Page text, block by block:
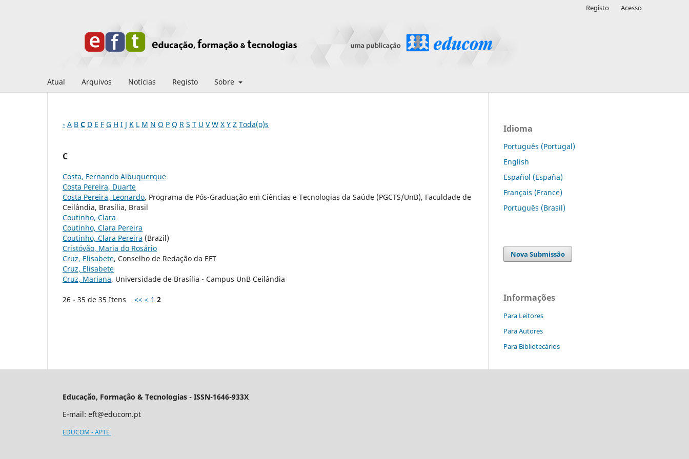
Atual Arquivos Notícias Registo Sobre
Registo Acesso
- A B C D E F G H I J K L M N O P Q R S T U V W X Y Z Toda(o)s
C
Costa, Fernando Albuquerque
Costa Pereira, Duarte
Costa Pereira, Leonardo, Programa de Pós-Graduação em Ciências e Tecnologias da Saúde (PGCTS/UnB), Faculdade de
Ceilândia, Brasília, Brasil
Coutinho, Clara
Coutinho, Clara Pereira
Coutinho, Clara Pereira (Brazil)
Cristóvão, Maria do Rosário
Cruz, Elisabete, Conselho de Redação da EFT
Cruz, Elisabete
Cruz, Mariana, Universidade de Brasília - Campus UnB Ceilândia
26 - 35 de 35 Itens << < 1 2
Idioma
Português (Portugal)
English
Español (España)
Français (France)
Português (Brasil)
Nova Submissão
Informações
Para Leitores
Para Autores
Para Bibliotecários
Educação, Formação & Tecnologias - ISSN-1646-933X
E-mail: eft@educom.pt
EDUCOM - APTE